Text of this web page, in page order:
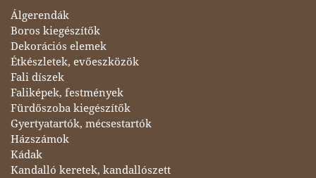
Álgerendák
Boros kiegészítők
Dekorációs elemek
Étkészletek, evőeszközök
Fali díszek
Faliképek, festmények
Fürdőszoba kiegészítők
Gyertyatartók, mécsestartók
Házszámok
Kádak
Kandalló keretek, kandallószett